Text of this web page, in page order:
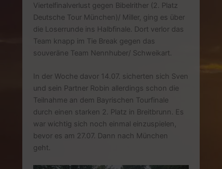
Viertelfinalverlust gegen Bibelrither (2. Platz
Deutsche Tour München)/ Miller, ging es über
die Loserrunde ins Halbfinale. Dort verlor das
Team knapp im Tie Break gegen das
souveräne Team Nennhuber/ Schweikart.
In der Woche davor 14.07. sicherten sich Sven
und sein Partner Robin allerdings schon die
Teilnahme an dem Bayrischen Tourfinale
durch einen starken 2. Platz in Breitbrunn. Es
war wichtig sich noch einmal einzuspielen,
bevor es am 27.07. Dann nach München
geht.